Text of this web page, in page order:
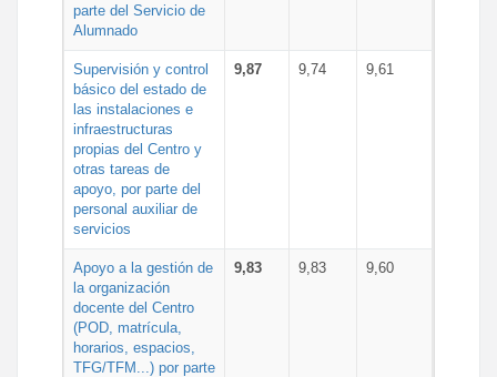
parte del Servicio de
Alumnado
Supervisión y control
básico del estado de
las instalaciones e
infraestructuras
propias del Centro y
otras tareas de
apoyo, por parte del
personal auxiliar de
servicios
9,87 9,74 9,61
Apoyo a la gestión de
la organización
docente del Centro
(POD, matrícula,
horarios, espacios,
TFG/TFM...) por parte
9,83 9,83 9,60